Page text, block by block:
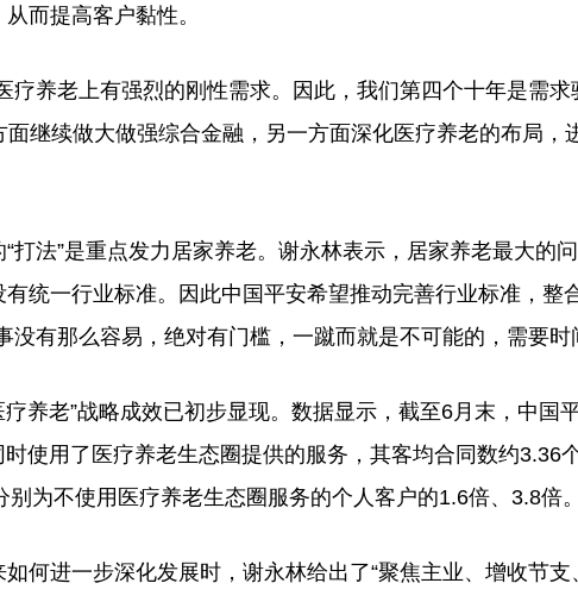
而提高客户黏性。
养老上有强烈的刚性需求。因此，我们第四个十年是需求
面继续做大做强综合金融，另一方面深化医疗养老的布局，
法”是重点发力居家养老。谢永林表示，居家养老最大的
统一行业标准。因此中国平安希望推动完善行业标准，整
没有那么容易，绝对有门槛，一蹴而就是不可能的，需要时
老”战略成效已初步显现。数据显示，截至6月末，中国
使用了医疗养老生态圈提供的服务，其客均合同数约3.36
为不使用医疗养老生态圈服务的个人客户的1.6倍、3.8倍。
进一步深化发展时，谢永林给出了“聚焦主业、增收节支